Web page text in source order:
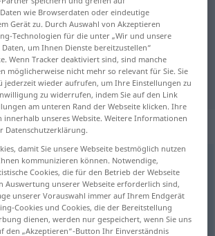
Deutsch Übersetzung
Übersetzung
Übersetzungen
Übersetzung anklicken/antippen)
wie Browserdaten oder eindeutige
Gerät zu. Durch Auswahl von Akzeptieren
Technologien für die unter „Wir und unsere
um Ihnen Dienste bereitzustellen“
Wenn Tracker deaktiviert sind, sind manche
möglicherweise nicht mehr so relevant für Sie. Sie
jederzeit wieder aufrufen, um Ihre Einstellungen zu
zu widerrufen, indem Sie auf den Link
am unteren Rand der Webseite klicken. Ihre
innerhalb unseres Website. Weitere Informationen
Datenschutzerklärung.
damit Sie unsere Webseite bestmöglich nutzen
kommunizieren können. Notwendige,
Cookies, die für den Betrieb der Webseite
Auswertung unserer Webseite erforderlich sind,
unserer Vorauswahl immer auf Ihrem Endgerät
Cookies und Cookies, die der Bereitstellung
dienen, werden nur gespeichert, wenn Sie uns
den „Akzeptieren“-Button Ihr Einverständnis